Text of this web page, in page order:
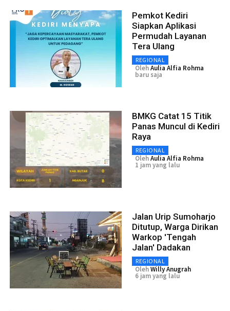
Pemkot Kediri
Siapkan Aplikasi
Permudah Layanan
Tera Ulang
REGIONAL
OlehAulia Alfia Rohma
baru saja
BMKG Catat 15 Titik
Panas Muncul di Kediri
Raya
REGIONAL
OlehAulia Alfia Rohma
1 jam yang lalu
Jalan Urip Sumoharjo
Ditutup, Warga Dirikan
Warkop 'Tengah
Jalan' Dadakan
REGIONAL
OlehWilly Anugrah
6 jam yang lalu